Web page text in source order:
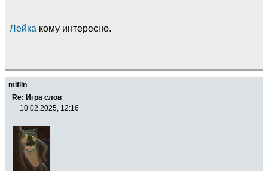
Лейка кому интересно.
miflin
Re: Игра слов
10.02.2025, 12:16